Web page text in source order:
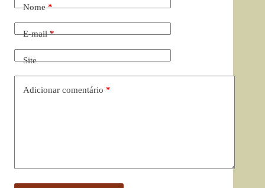
Nome*
E-mail*
Site
Adicionar comentário *